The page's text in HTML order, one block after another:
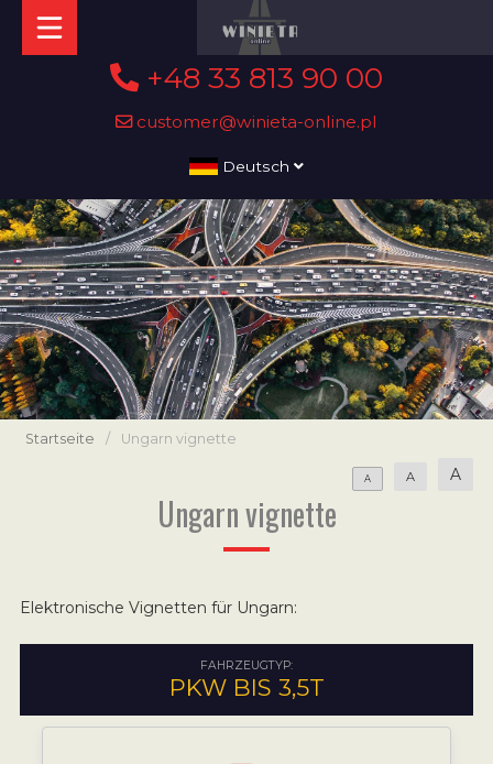
+48 33 813 90 00
customer@winieta-online.pl
Deutsch
Startseite / Ungarn vignette
A A A
Ungarn vignette
Elektronische Vignetten für Ungarn:
FAHRZEUGTYP:
PKW BIS 3,5T